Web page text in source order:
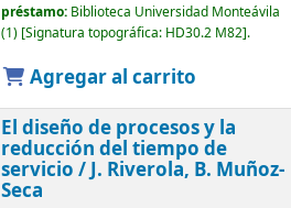
préstamo: Biblioteca Universidad Monteávila
(1) Signatura topográfica: HD30.2 M82 .
Agregar al carrito
El diseño de procesos y la
reducción del tiempo de
servicio /J. Riverola, B. Muñoz-
Seca